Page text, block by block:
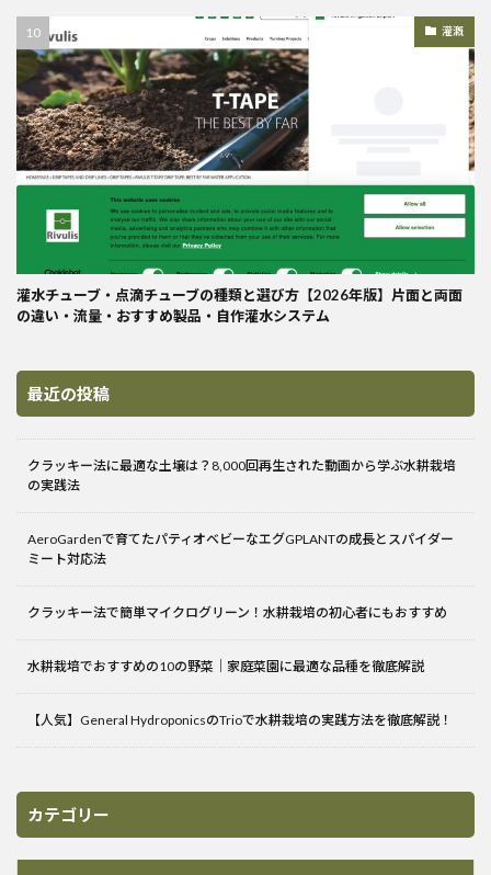
灌漑
灌水チューブ・点滴チューブの種類と選び方【2026年版】片面と両面
の違い・流量・おすすめ製品・自作灌水システム
最近の投稿
クラッキー法に最適な土壌は？8,000回再生された動画から学ぶ水耕栽培
の実践法
AeroGardenで育てたパティオベビーなエグGPLANTの成長とスパイダー
ミート対応法
クラッキー法で簡単マイクログリーン！水耕栽培の初心者にもおすすめ
水耕栽培でおすすめの10の野菜｜家庭菜園に最適な品種を徹底解説
【人気】General HydroponicsのTrioで水耕栽培の実践方法を徹底解説！
カテゴリー